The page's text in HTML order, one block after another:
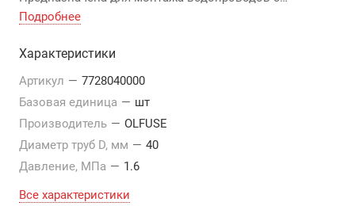
давлением до 1,0 МПа, и газопроводов до 1,6 МПа.
Подробнее
Характеристики
Артикул — 7728040000
Базовая единица — шт
Производитель — OLFUSE
Диаметр труб D, мм — 40
Давление, МПа — 1.6
Все характеристики